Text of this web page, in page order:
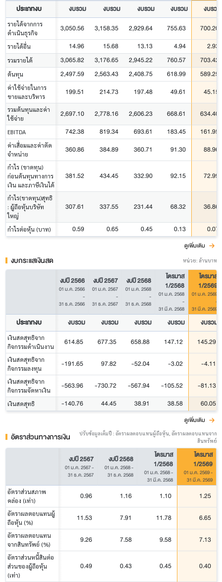
ประเภทงบ งบรวม งบรวม งบรวม งบรวม งบรวม
รายได้จากการ
ดำเนินธุรกิจ
3,050.56 3,158.35 2,929.64 755.63 700.20
รายได้อื่น 14.96 15.68 13.13 4.94 2.93
รวมรายได้ 3,065.82 3,176.65 2,945.22 760.57 703.42
ต้นทุน 2,497.59 2,563.43 2,408.75 618.99 589.25
ค่าใช้จ่ายในการ
ขายและบริหาร
199.51 214.73 197.48 49.61 45.15
รวมต้นทุนและค่า
ใช้จ่าย
2,697.10 2,778.16 2,606.23 668.61 634.40
EBITDA 742.38 819.34 693.61 183.45 161.95
ค่าเสื่อมและค่าตัด
จำหน่าย
360.86 384.89 360.71 91.30 88.96
กำไร (ขาดทุน)
ก่อนต้นทุนทางการ
เงิน และภาษีเงินได้
381.52 434.45 332.90 92.15 72.99
กำไร(ขาดทุน)สุทธิ
: ผู้ถือหุ้นบริษัท
ใหญ่
307.61 337.55 231.44 68.32 36.86
กำไรต่อหุ้น (บาท) 0.59 0.65 0.45 0.13 0.07
ดูเพิ่มเติม
งบกระแสเงินสด หน่วย: ล้านบาท
งบปี 2566
01 ม.ค. 2566
-
31 ธ.ค. 2566
งบปี 2567
01 ม.ค. 2567
-
31 ธ.ค. 2567
งบปี 2568
01 ม.ค. 2568
-
31 ธ.ค. 2568
ไตรมาส
1/2568
01 ม.ค. 2568
-
31 มี.ค. 2568
ไตรมาส
1/2569
01 ม.ค. 2569
-
31 มี.ค. 2569
ประเภทงบ งบรวม งบรวม งบรวม งบรวม งบรวม
เงินสดสุทธิจาก
กิจกรรมดำเนินงาน
614.85 677.35 658.88 147.12 145.29
เงินสดสุทธิจาก
กิจกรรมลงทุน
-191.65 97.82 -52.04 -3.02 -4.11
เงินสดสุทธิจาก
กิจกรรมจัดหาเงิน
-563.96 -730.72 -567.94 -105.52 -81.13
เงินสดสุทธิ -140.76 44.45 38.91 38.58 60.05
ดูเพิ่มเติม
อัตราส่วนทางการเงิน
ปรับข้อมูลเต็มปี : อัตราผลตอบแทนผู้ถือหุ้น, อัตราผลตอบแทนจาก
สินทรัพย์
งบปี 2567
01 ม.ค. 2567-
31 ธ.ค. 2567
งบปี 2568
01 ม.ค. 2568-
31 ธ.ค. 2568
ไตรมาส
1/2568
01 ม.ค. 2568-
31 มี.ค. 2568
ไตรมาส
1/2569
01 ม.ค. 2569-
31 มี.ค. 2569
อัตราส่วนสภาพ
คล่อง (เท่า)
0.96 1.16 1.10 1.25
อัตราผลตอบแทนผู้
ถือหุ้น (%)
11.53 7.91 11.78 6.65
อัตราผลตอบแทน
จากสินทรัพย์ (%)
9.26 7.58 9.58 7.13
อัตราส่วนหนี้สินต่อ
ส่วนของผู้ถือหุ้น
(เท่า)
0.49 0.43 0.45 0.40